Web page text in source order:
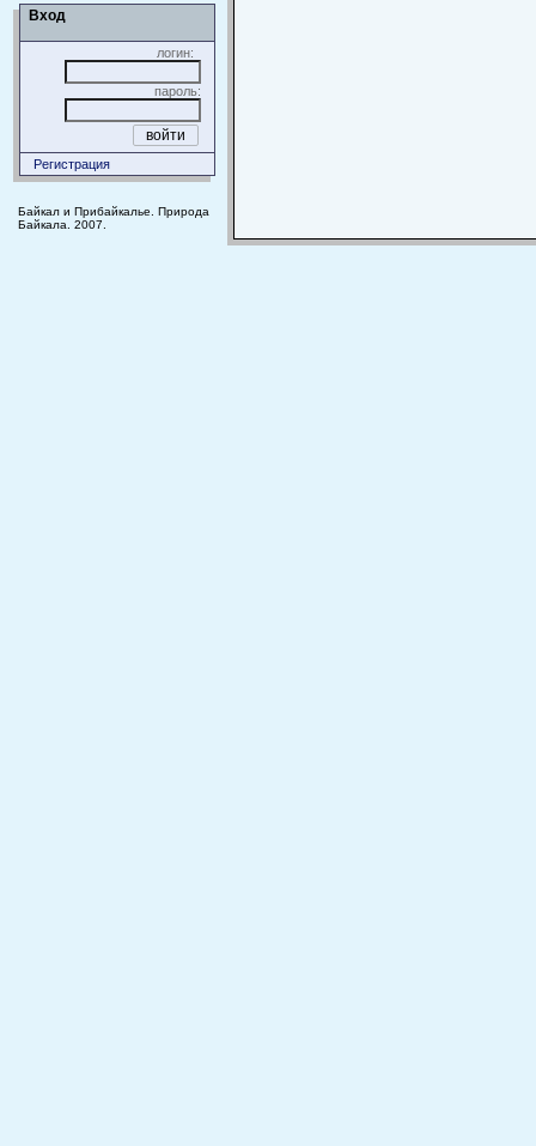
Вход
логин:
пароль:
Регистрация
Байкал и Прибайкалье. Природа
Байкала. 2007.